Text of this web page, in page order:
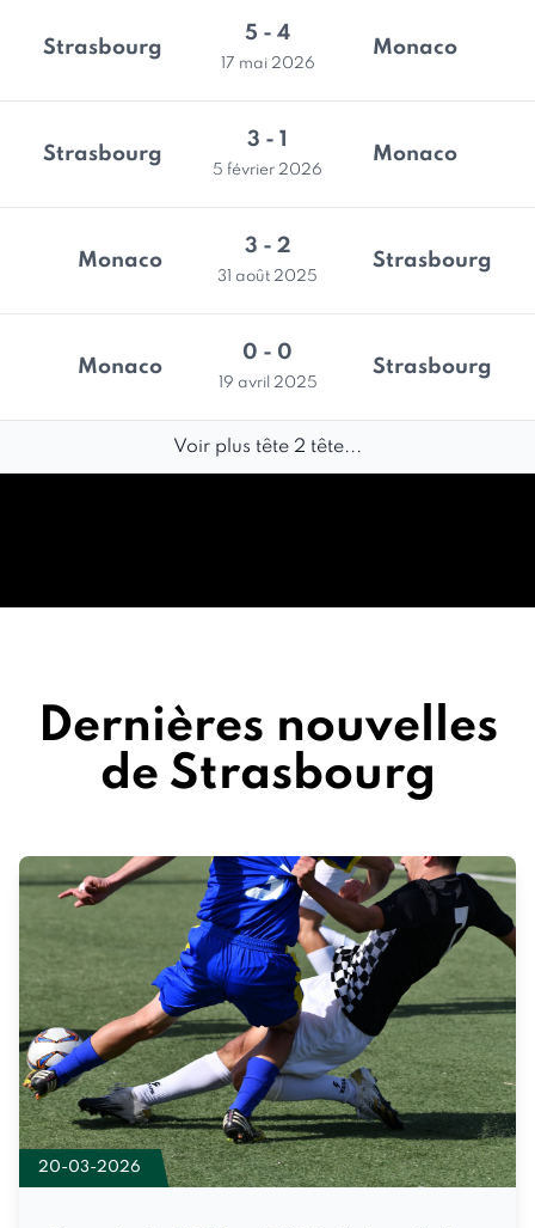
Strasbourg
5 - 4
17 mai 2026
Monaco
Strasbourg
3 - 1
5 février 2026
Monaco
Monaco
3 - 2
31 août 2025
Strasbourg
Monaco
0 - 0
19 avril 2025
Strasbourg
Voir plus tête 2 tête...
Dernières nouvelles
de Strasbourg
20-03-2026